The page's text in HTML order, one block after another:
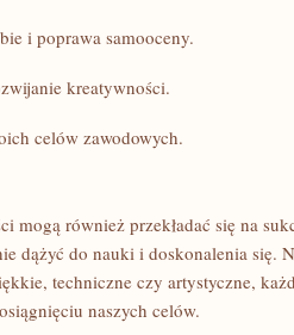
i poprawa samooceny.
kreatywności.
celów zawodowych.
mogą również przekładać‌ się na⁢
dążyć‍ do nauki i doskonalenia się.
techniczne czy artystyczne,
naszych celów.